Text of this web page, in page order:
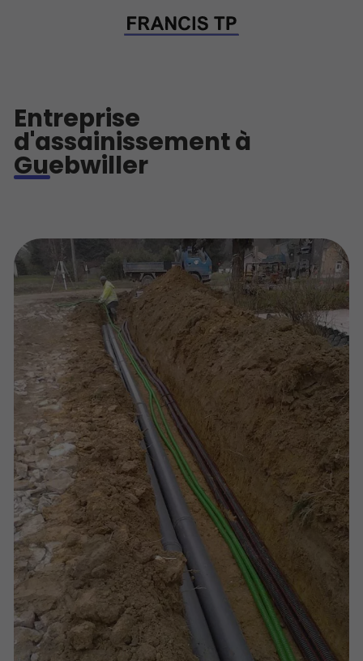
Entreprise
d'assainissement à
Guebwiller